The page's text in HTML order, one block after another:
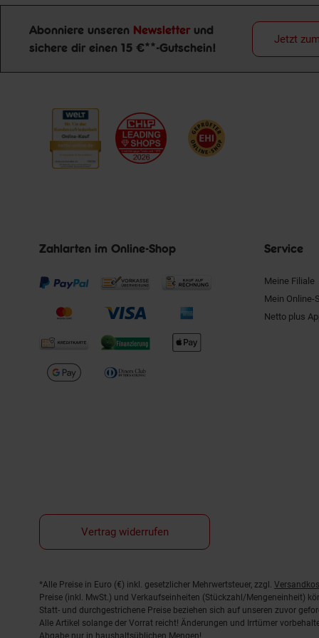
Newsletter Anmeldung
Abonniere unseren Newsletter und
sichere dir einen 15 €**-Gutschein!
Jetzt
Zahlarten im Online-Shop Service
Meine Filiale
Mein Online-
Netto plus
Vertrag widerrufen
Fußnoten
*Alle Preise in Euro (€) inkl. gesetzlicher Mehrwertsteuer, zzgl.
Preise (inkl. MwSt.) und Verkaufseinheiten (Stückzahl/Mengeneinheit)
Statt- und durchgestrichene Preise beziehen sich auf unseren zuvor
Alle Artikel solange der Vorrat reicht! Änderungen und Irrtümer
Abgabe nur in haushaltsüblichen Mengen!